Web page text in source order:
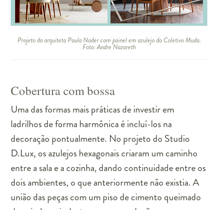
Projeto da arquiteta Paula Nader com painel em azulejo do Coletivo Muda.
Foto:Andre Nazareth
Cobertura com bossa
Uma das formas mais práticas de investir em
ladrilhos de forma harmônica é incluí-los na
decoração pontualmente. No projeto do Studio
D.Lux, os azulejos hexagonais criaram um caminho
entre a sala e a cozinha, dando continuidade entre os
dois ambientes, o que anteriormente não existia. A
união das peças com um piso de cimento queimado